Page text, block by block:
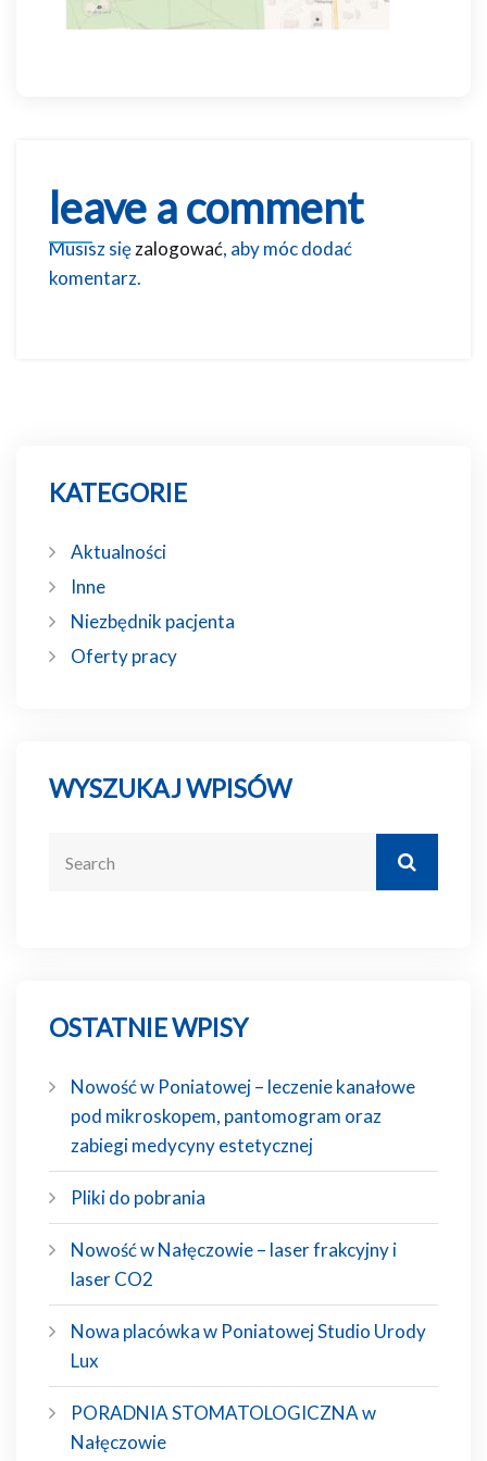
leave a comment
Musisz sięzalogować, aby móc dodać
komentarz.
KATEGORIE
Aktualności
Inne
Niezbędnik pacjenta
Oferty pracy
WYSZUKAJ WPISÓW
OSTATNIE WPISY
Nowość w Poniatowej – leczenie kanałowe
pod mikroskopem, pantomogram oraz
zabiegi medycyny estetycznej
Pliki do pobrania
Nowość w Nałęczowie – laser frakcyjny i
laser CO2
Nowa placówka w Poniatowej Studio Urody
Lux
PORADNIA STOMATOLOGICZNA w
Nałęczowie